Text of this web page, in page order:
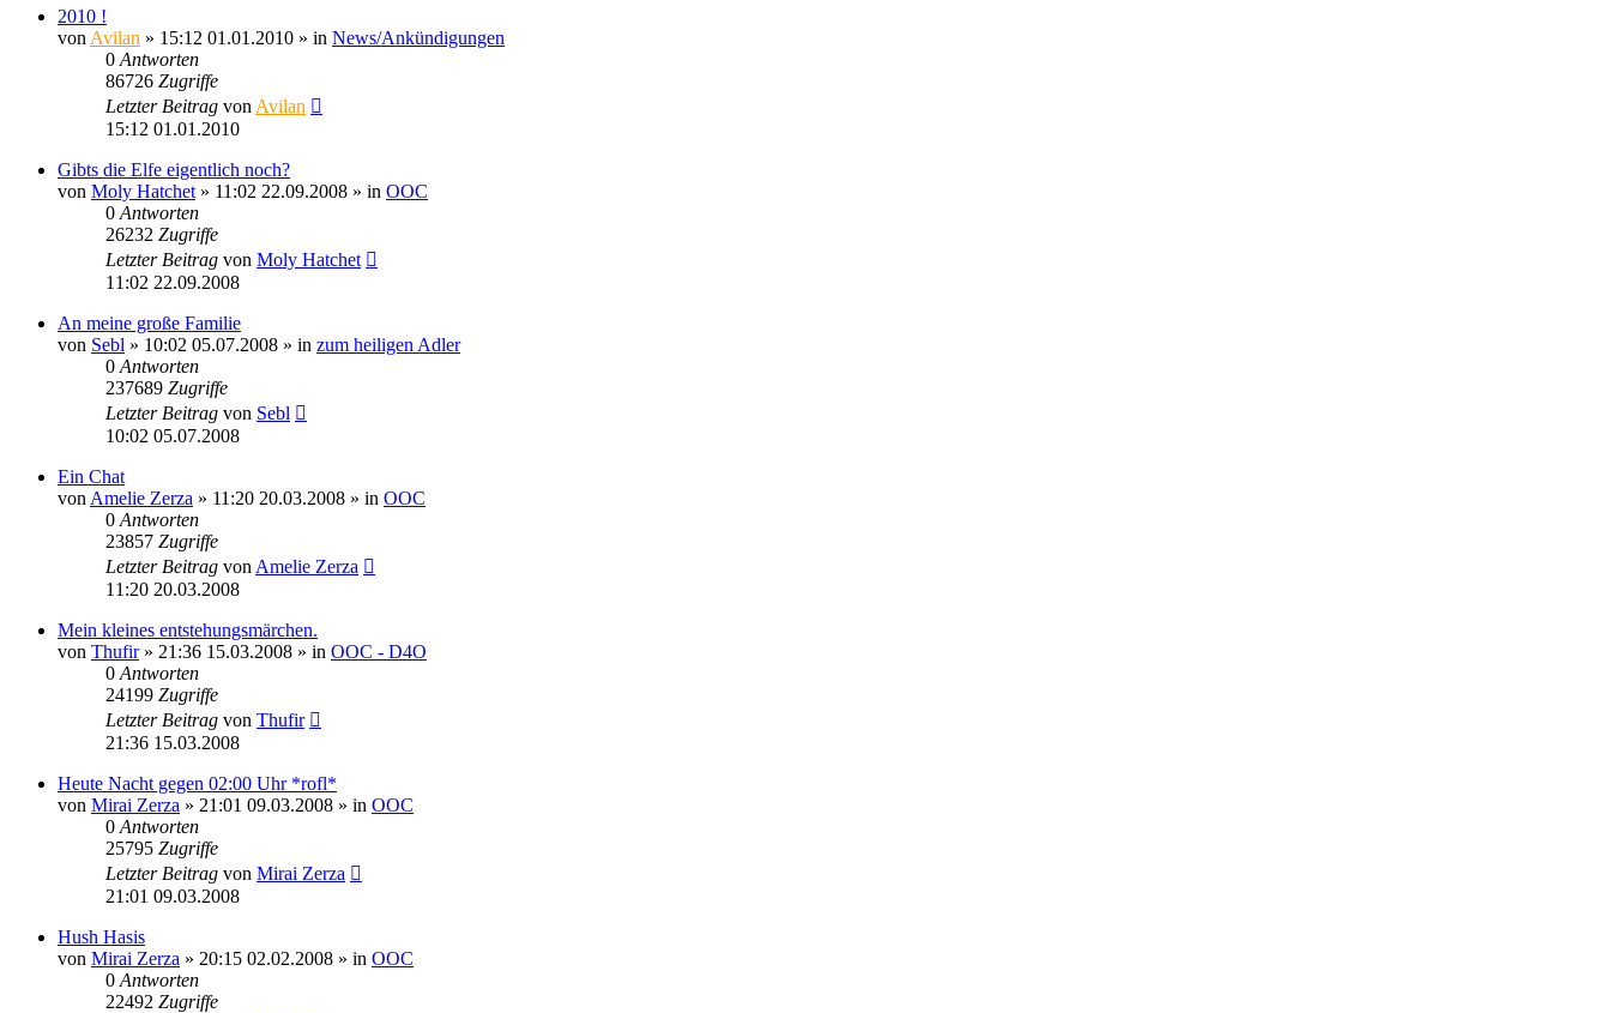
2010 !
von Avilan » 15:12 01.01.2010 » in News/Ankündigungen
0 Antworten
86726 Zugriffe
Letzter Beitrag von Avilan
15:12 01.01.2010
Gibts die Elfe eigentlich noch?
von Moly Hatchet » 11:02 22.09.2008 » in OOC
0 Antworten
26232 Zugriffe
Letzter Beitrag von Moly Hatchet
11:02 22.09.2008
An meine große Familie
von Sebl » 10:02 05.07.2008 » in zum heiligen Adler
0 Antworten
237689 Zugriffe
Letzter Beitrag von Sebl
10:02 05.07.2008
Ein Chat
von Amelie Zerza » 11:20 20.03.2008 » in OOC
0 Antworten
23857 Zugriffe
Letzter Beitrag von Amelie Zerza
11:20 20.03.2008
Mein kleines entstehungsmärchen.
von Thufir» 21:36 15.03.2008 » in OOC - D4O
0 Antworten
24199 Zugriffe
Letzter Beitrag von Thufir
21:36 15.03.2008
Heute Nacht gegen 02:00 Uhr *rofl*
von Mirai Zerza » 21:01 09.03.2008 » in OOC
0 Antworten
25795 Zugriffe
Letzter Beitrag von Mirai Zerza
21:01 09.03.2008
Hush Hasis
von Mirai Zerza » 20:15 02.02.2008 » in OOC
0 Antworten
22492 Zugriffe